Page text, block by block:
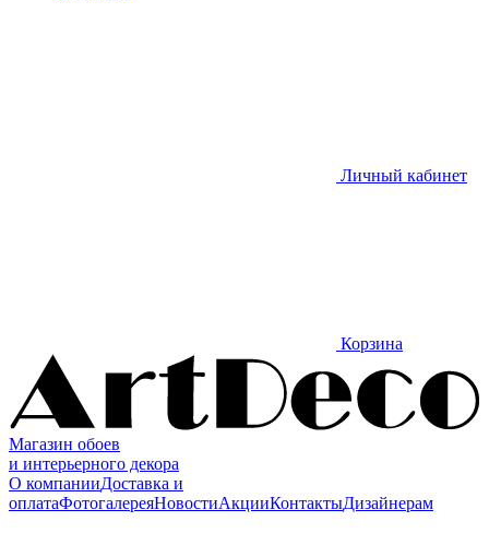
Личный кабинет
Корзина
Магазин обоев
и интерьерного декора
О компанииДоставка и
оплатаФотогалереяНовостиАкцииКонтактыДизайнерам